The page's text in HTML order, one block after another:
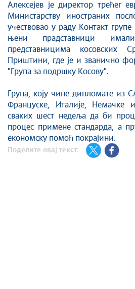
Алексејев је директор трећег
Министарству иностраних
учествовао у раду Контакт
њени прадставници
представницима
Приштини, где је и званично
"Група за подршку Косову".
Група, коју чине дипломате из
Француске, Италије, Немачке и
сваких шест недеља да би
процес примене стандарда, а
економску помоћ покрајини.
Поделите овај текст: